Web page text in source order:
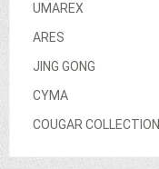
UMAREX
ARES
JING GONG
CYMA
COUGAR COLLECTION